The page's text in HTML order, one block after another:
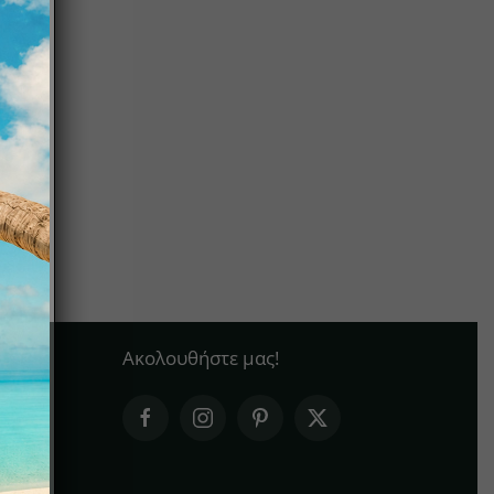
Ακολουθήστε μας!